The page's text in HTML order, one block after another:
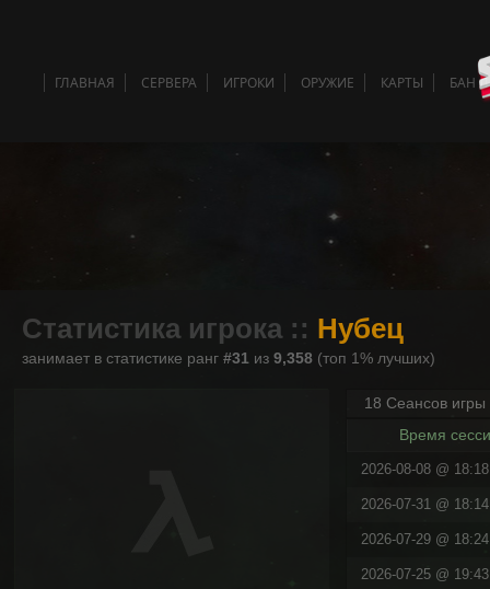
ГЛАВНАЯ СЕРВЕРА ИГРОКИ ОРУЖИЕ КАРТЫ БАН
Статистика игрока :: Нубец
занимает в статистике ранг #31 из 9,358 (топ 1% лучших)
18 Сеансов игры
Время
2026-08-08 @
2026-07-31 @
2026-07-29 @
2026-07-25 @